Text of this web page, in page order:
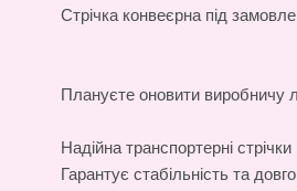
Стрічка конвеєрна під
Плануєте оновити виробничу
Надійна транспортерні стрічки
Гарантує стабільність та